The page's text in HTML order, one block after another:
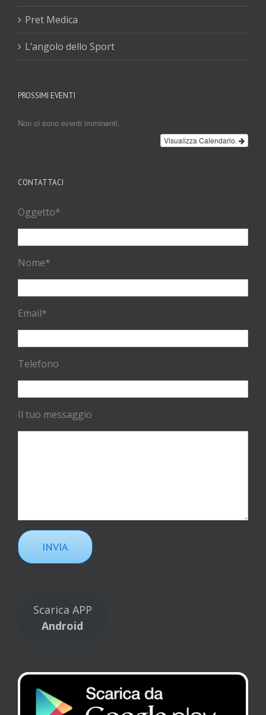
Pret Medica
L’angolo dello Sport
PROSSIMI EVENTI
Non ci sono eventi imminenti.
Visualizza Calendario.
CONTATTACI
Oggetto*
Nome*
Email*
Telefono
Il tuo messaggio
Scarica APP
Android